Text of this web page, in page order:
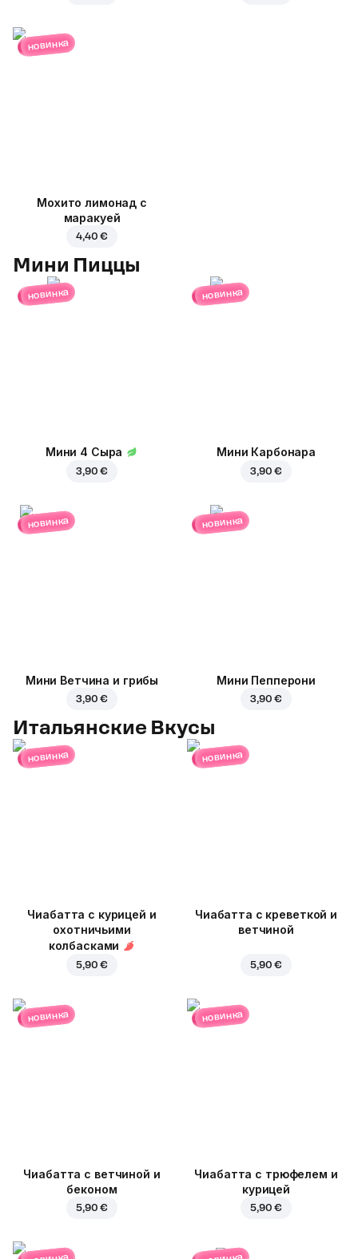
новинка
Мохито лимонад с
маракуей
4,40 €
Мини Пиццы
новинка
Мини 4 Сыра
3,90 €
новинка
Мини Карбонара
3,90 €
новинка
Мини Ветчина и грибы
3,90 €
новинка
Мини Пепперони
3,90 €
Итальянские Вкусы
новинка
Чиабатта с курицей и
охотничьими
колбасками
5,90 €
новинка
Чиабатта с креветкой и
ветчиной
5,90 €
новинка
Чиабатта с ветчиной и
беконом
5,90 €
новинка
Чиабатта с трюфелем и
курицей
5,90 €